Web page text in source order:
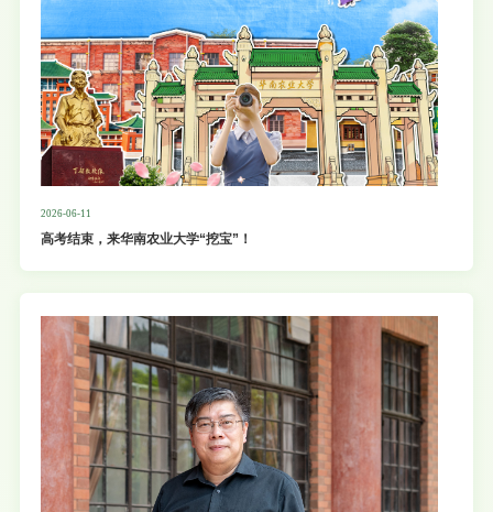
2026-06-11
高考结束，来华南农业大学“挖宝”！